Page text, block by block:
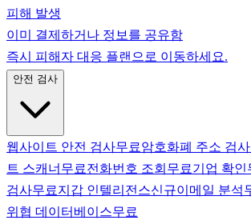
피해 발생
이미 결제하거나 정보를 공유함
즉시 피해자 대응 플랜으로 이동하세요.
안전 검사
웹사이트 안전 검사무료암호화폐 주소 검사
트 스캐너 무료전화번호 조회 무료기업 확인
검사무료지갑 인텔리전스신규이메일 분석
위협 데이터베이스무료